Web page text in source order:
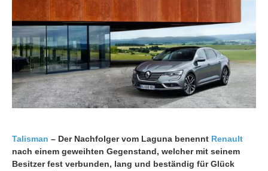
Talisman – Der Nachfolger vom Laguna benennt Renault
nach einem geweihten Gegenstand, welcher mit seinem
Besitzer fest verbunden, lang und beständig für Glück